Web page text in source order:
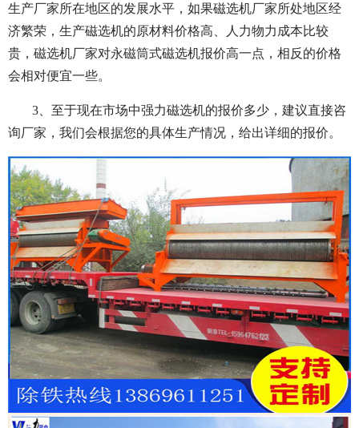
生产厂家所在地区的发展水平，如果磁选机厂家所处地区经
济繁荣，生产磁选机的原材料价格高、人力物力成本比较
贵，磁选机厂家对永磁筒式磁选机报价高一点，相反的价格
会相对便宜一些。
3、至于现在市场中强力磁选机的报价多少，建议直接咨
询厂家，我们会根据您的具体生产情况，给出详细的报价。